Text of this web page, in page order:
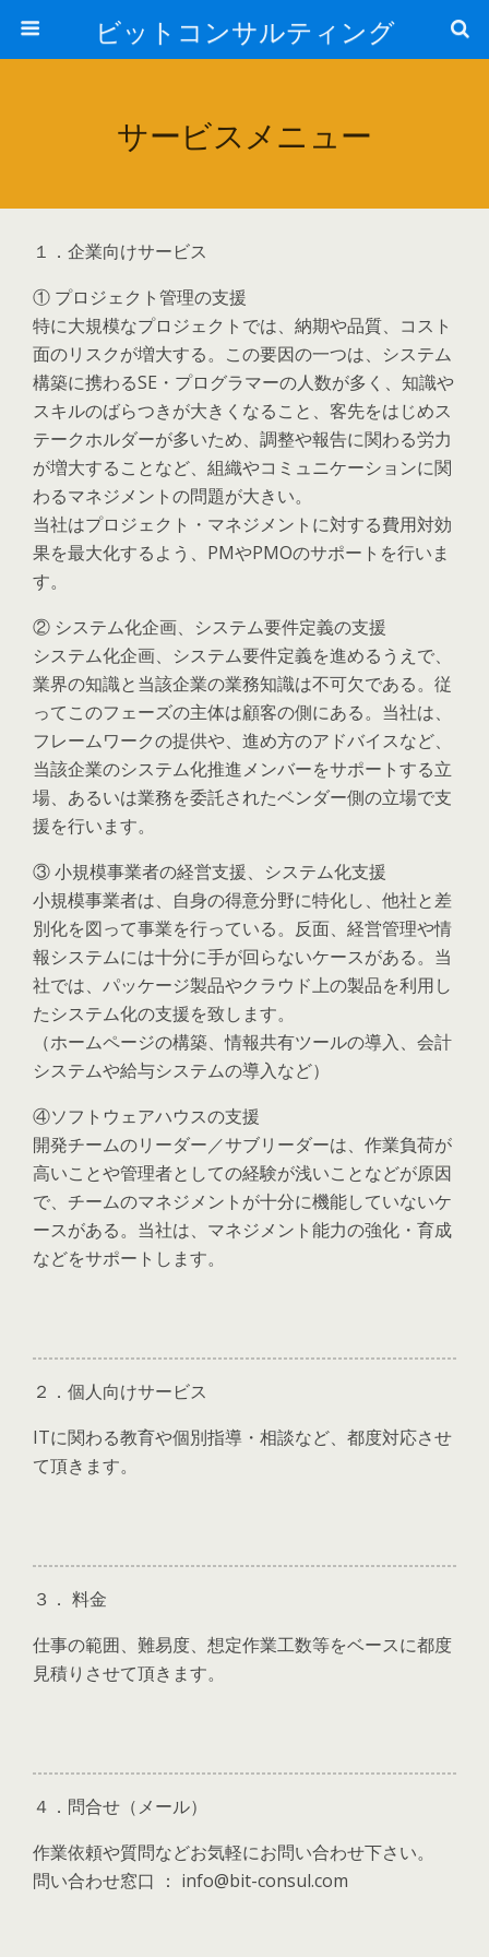
ビットコンサルティング
サービスメニュー
１．企業向けサービス
① プロジェクト管理の支援
特に大規模なプロジェクトでは、納期や品質、コスト
面のリスクが増大する。この要因の一つは、システム
構築に携わるSE・プログラマーの人数が多く、知識や
スキルのばらつきが大きくなること、客先をはじめス
テークホルダーが多いため、調整や報告に関わる労力
が増大することなど、組織やコミュニケーションに関
わるマネジメントの問題が大きい。
当社はプロジェクト・マネジメントに対する費用対効
果を最大化するよう、PMやPMOのサポートを行いま
す。
② システム化企画、システム要件定義の支援
システム化企画、システム要件定義を進めるうえで、
業界の知識と当該企業の業務知識は不可欠である。従
ってこのフェーズの主体は顧客の側にある。当社は、
フレームワークの提供や、進め方のアドバイスなど、
当該企業のシステム化推進メンバーをサポートする立
場、あるいは業務を委託されたベンダー側の立場で支
援を行います。
③ 小規模事業者の経営支援、システム化支援
小規模事業者は、自身の得意分野に特化し、他社と差
別化を図って事業を行っている。反面、経営管理や情
報システムには十分に手が回らないケースがある。当
社では、パッケージ製品やクラウド上の製品を利用し
たシステム化の支援を致します。
（ホームページの構築、情報共有ツールの導入、会計
システムや給与システムの導入など）
④ソフトウェアハウスの支援
開発チームのリーダー／サブリーダーは、作業負荷が
高いことや管理者としての経験が浅いことなどが原因
で、チームのマネジメントが十分に機能していないケ
ースがある。当社は、マネジメント能力の強化・育成
などをサポートします。
２．個人向けサービス
ITに関わる教育や個別指導・相談など、都度対応させ
て頂きます。
３． 料金
仕事の範囲、難易度、想定作業工数等をベースに都度
見積りさせて頂きます。
４．問合せ（メール）
作業依頼や質問などお気軽にお問い合わせ下さい。
問い合わせ窓口 ： info@bit-consul.com